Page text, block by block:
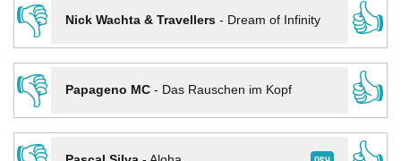
👎
Nick Wachta & Travellers- Dream of Infinity
👍
👎
Papageno MC- Das Rauschen im Kopf
👍
neu